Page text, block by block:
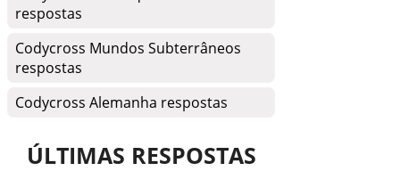
respostas
Codycross Mundos Subterrâneos
respostas
Codycross Alemanha respostas
ÚLTIMAS RESPOSTAS